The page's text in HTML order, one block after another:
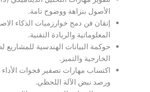
الأصول بنزاهة ووضوح تامة.
إتقان فن دمج خوارزميات الذكاء
المعلوماتية والريادة التقنية.
حوكمة البيانات الهندسية للمشاريع
الخارجية والتميز.
ورصد نبض الآلة اللحظي.